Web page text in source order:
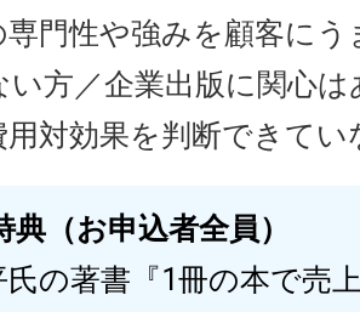
専門性や強みを顧客に
い方／企業出版に関心
用対効果を判断できてい
典（お申込者全員）
氏の著書『1冊の本で売